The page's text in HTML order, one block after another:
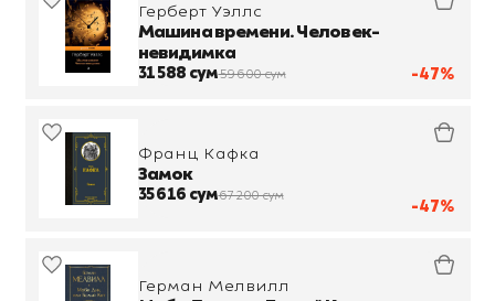
-47%
Герберт Уэллс
Машина времени. Человек-
невидимка
31 588 сум59 600 сум
-47%
Франц Кафка
Замок
35 616 сум67 200 сум
Герман Мелвилл